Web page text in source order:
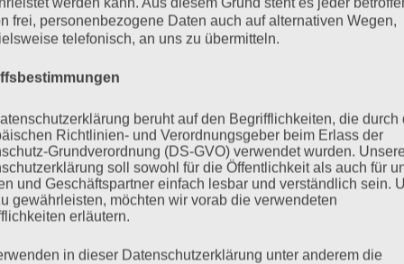
Hamburg hat ein Problem
frei, personenbezogene Daten auch auf alternativen Wegen,
telefonisch, an uns zu übermitteln.
beruht auf den Begrifflichkeiten, die durch
Richtlinien- und Verordnungsgeber beim Erlass der
Grundverordnung (DS-GVO) verwendet wurden. Unsere
soll sowohl für die Öffentlichkeit als auch für
und Geschäftspartner einfach lesbar und verständlich sein.
gewährleisten, möchten wir vorab die verwendeten
erläutern.
in dieser Datenschutzerklärung unter anderem die